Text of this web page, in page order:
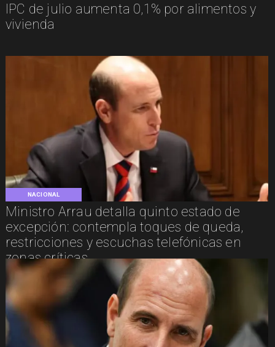
IPC de julio aumenta 0,1% por alimentos y
vivienda
NACIONAL
Ministro Arrau detalla quinto estado de
excepción: contempla toques de queda,
restricciones y escuchas telefónicas en
zonas críticas